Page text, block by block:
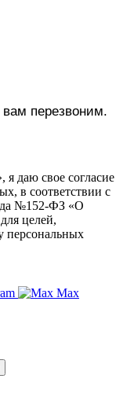
перезвоним.
даю свое согласие
в соответствии с
№152-ФЗ «О
целей,
персональных
Max